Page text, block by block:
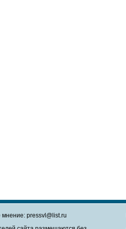
pressvl@list.ru